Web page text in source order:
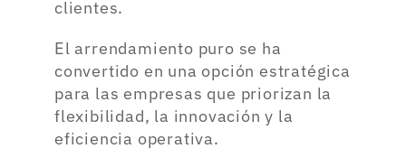
clientes.
El arrendamiento puro se ha
convertido en una opción estratégica
para las empresas que priorizan la
flexibilidad, la innovación y la
eficiencia operativa.